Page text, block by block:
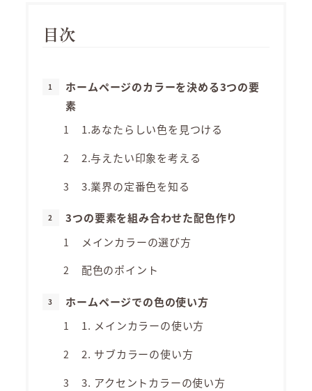
目次
ホームページのカラーを決める3つの要
素
1.あなたらしい色を見つける
2.与えたい印象を考える
3.業界の定番色を知る
3つの要素を組み合わせた配色作り
メインカラーの選び方
配色のポイント
ホームページでの色の使い方
1. メインカラーの使い方
2. サブカラーの使い方
3. アクセントカラーの使い方